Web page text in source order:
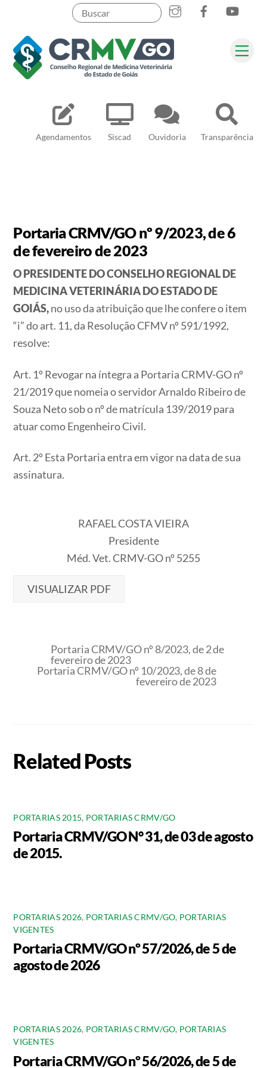
content
Agendamentos Siscad Ouvidoria Transparência
Pesquisar
Portaria CRMV/GO nº 9/2023, de 6
de fevereiro de 2023
O PRESIDENTE DO CONSELHO REGIONAL DE
MEDICINA VETERINÁRIA DO ESTADO DE
GOIÁS,no uso da atribuição que lhe confere o item
“i” do art. 11, da Resolução CFMV nº 591/1992,
resolve:
Art. 1º Revogar na íntegra a Portaria CRMV-GO nº
21/2019 que nomeia o servidor Arnaldo Ribeiro de
Souza Neto sob o nº de matrícula 139/2019 para
atuar como Engenheiro Civil.
Art. 2º Esta Portaria entra em vigor na data de sua
assinatura.
RAFAEL COSTA VIEIRA
Presidente
Méd. Vet. CRMV-GO nº 5255
VISUALIZAR PDF
Portaria CRMV/GO nº 8/2023, de 2 de
fevereiro de 2023
Portaria CRMV/GO nº 10/2023, de 8 de
fevereiro de 2023
Related Posts
PORTARIAS 2015, PORTARIAS CRMV/GO
Portaria CRMV/GO N° 31, de 03 de agosto
de 2015.
PORTARIAS 2026, PORTARIAS CRMV/GO, PORTARIAS
VIGENTES
Portaria CRMV/GO nº 57/2026, de 5 de
agosto de 2026
PORTARIAS 2026, PORTARIAS CRMV/GO, PORTARIAS
VIGENTES
Portaria CRMV/GO nº 56/2026, de 5 de